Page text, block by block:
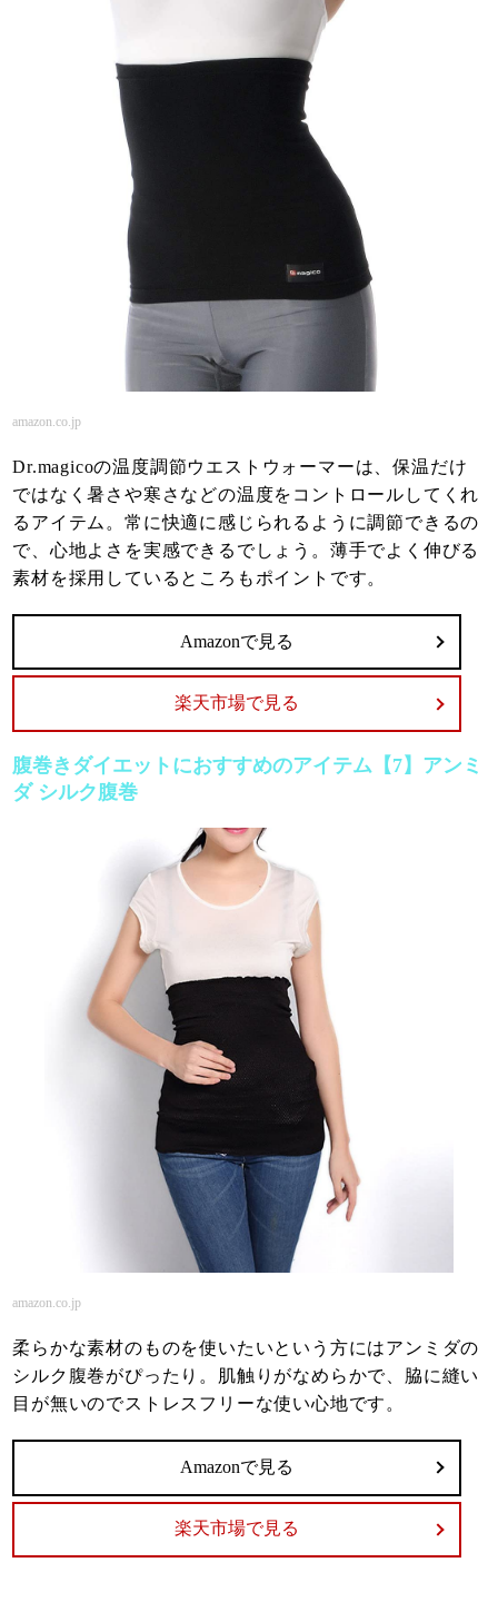
amazon.co.jp
Dr.magicoの温度調節ウエストウォーマーは、保温だけ
ではなく暑さや寒さなどの温度をコントロールしてくれ
るアイテム。常に快適に感じられるように調節できるの
で、心地よさを実感できるでしょう。薄手でよく伸びる
素材を採用しているところもポイントです。
Amazonで見る
楽天市場で見る
腹巻きダイエットにおすすめのアイテム【7】アンミ
ダ シルク腹巻
amazon.co.jp
柔らかな素材のものを使いたいという方にはアンミダの
シルク腹巻がぴったり。肌触りがなめらかで、脇に縫い
目が無いのでストレスフリーな使い心地です。
Amazonで見る
楽天市場で見る